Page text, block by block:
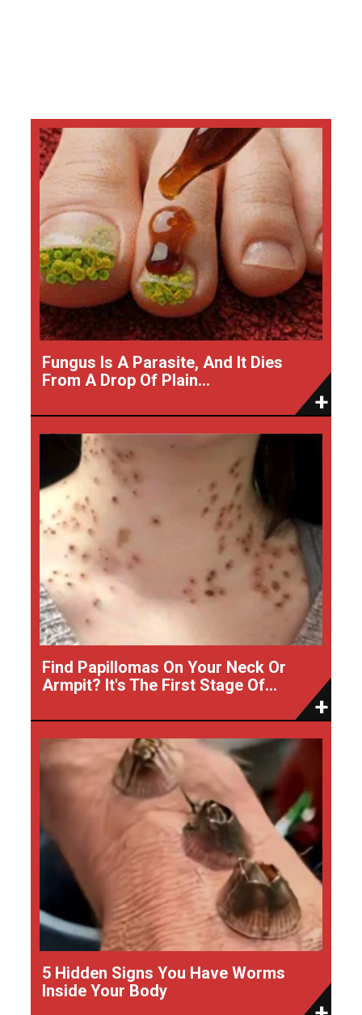
Fungus Is A Parasite, And It Dies
From A Drop Of Plain...
Find Papillomas On Your Neck Or
Armpit? It's The First Stage Of...
5 Hidden Signs You Have Worms
Inside Your Body